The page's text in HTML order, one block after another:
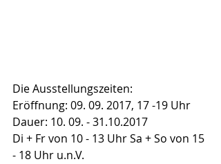
Die Ausstellungszeiten:
Eröffnung: 09. 09. 2017, 17 -19 Uhr
Dauer: 10. 09. - 31.10.2017
Di + Fr von 10 - 13 Uhr Sa + So von 15
- 18 Uhr u.n.V.